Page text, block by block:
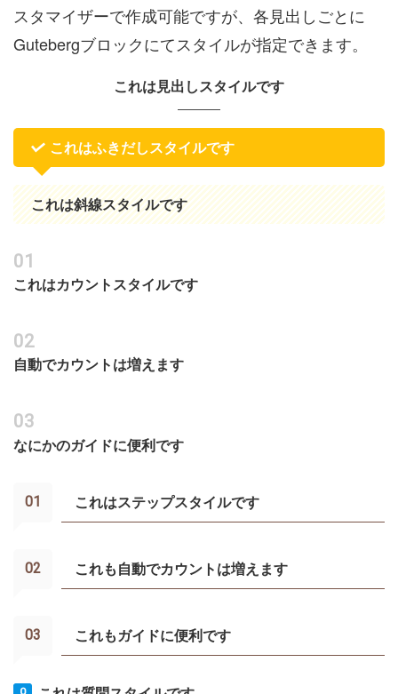
スタマイザーで作成可能ですが、各見出しごとに
Gutebergブロックにてスタイルが指定できます。
これは見出しスタイルです
これはふきだしスタイルです
これは斜線スタイルです
これはカウントスタイルです
自動でカウントは増えます
なにかのガイドに便利です
これはステップスタイルです
これも自動でカウントは増えます
これもガイドに便利です